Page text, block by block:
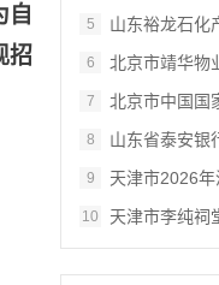
自
招
5 山东裕龙石化产
6 北京市靖华物
7 北京市中国国家
8 山东省泰安银行
9 天津市2026年津
10 天津市李纯祠堂